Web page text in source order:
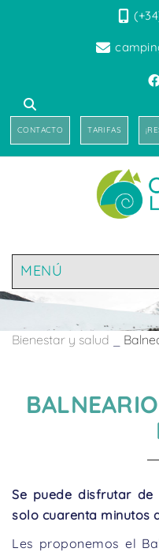
CONTACTO TARIFAS
MENÚ
Bienestar y salud
Se puede disfrutar
solo cuarenta minutos
Les proponemos el